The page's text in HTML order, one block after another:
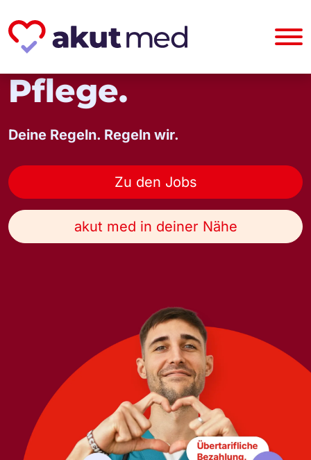
Dein Job in der
Pflege.
Deine Regeln. Regeln wir.
Zu den Jobs
akut med in deiner Nähe